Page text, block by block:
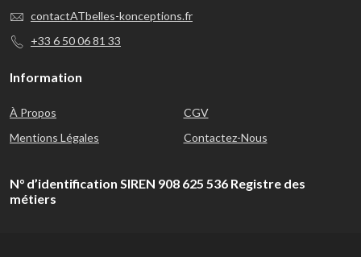
contactATbelles-konceptions.fr
+33 6 50 06 81 33
Information
À Propos
CGV
Mentions Légales
Contactez-Nous
N° d’identification SIREN 908 625 536 Registre des
métiers